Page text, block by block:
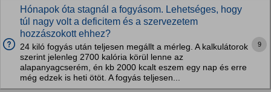
Hónapok óta stagnál a fogyásom. Lehetséges, hogy
túl nagy volt a deficitem és a szervezetem
hozzászokott ehhez?
24 kiló fogyás után teljesen megállt a mérleg. A kalkulátorok
szerint jelenleg 2700 kalória körül lenne az
alapanyagcserém, én kb 2000 kcalt eszem egy nap és erre
még edzek is heti ötöt. A fogyás teljesen...
9